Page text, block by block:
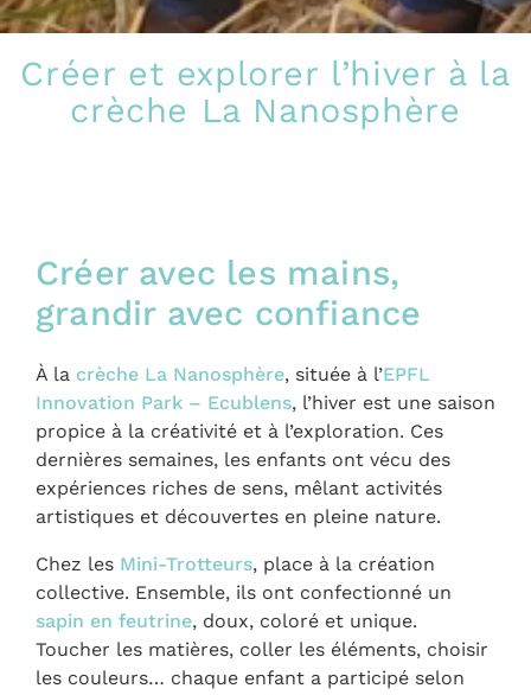
Créer et explorer l’hiver à la
crèche La Nanosphère
Créer avec les mains,
grandir avec confiance
À la crèche La Nanosphère, située à l’EPFL
Innovation Park – Ecublens, l’hiver est une saison
propice à la créativité et à l’exploration. Ces
dernières semaines, les enfants ont vécu des
expériences riches de sens, mêlant activités
artistiques et découvertes en pleine nature.
Chez les Mini-Trotteurs, place à la création
collective. Ensemble, ils ont confectionné un
sapin en feutrine, doux, coloré et unique.
Toucher les matières, coller les éléments, choisir
les couleurs… chaque enfant a participé selon